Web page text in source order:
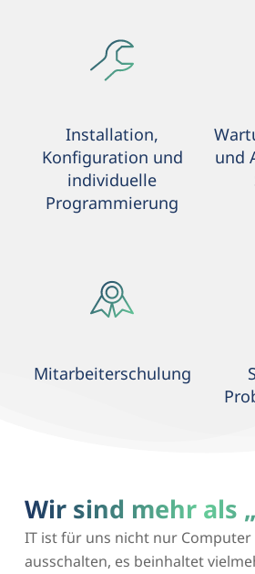
Installation,
Konfiguration und
individuelle
Programmierung
und
Mitarbeiterschulung
Wir sind mehr als
IT ist für uns nicht nur Computer
ausschalten, es beinhaltet